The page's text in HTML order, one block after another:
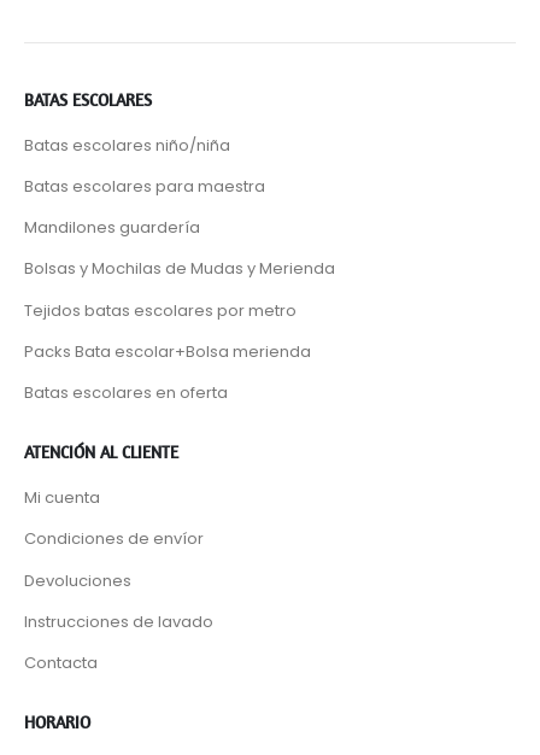
BATAS ESCOLARES
Batas escolares niño/niña
Batas escolares para maestra
Mandilones guardería
Bolsas y Mochilas de Mudas y Merienda
Tejidos batas escolares por metro
Packs Bata escolar+Bolsa merienda
Batas escolares en oferta
ATENCIÓN AL CLIENTE
Mi cuenta
Condiciones de envíor
Devoluciones
Instrucciones de lavado
Contacta
HORARIO